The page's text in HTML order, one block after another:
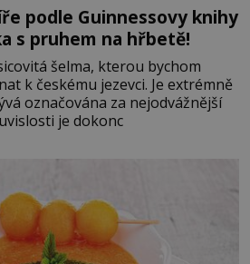
podle Guinnessovy knihy
s pruhem na hřbetě!
šelma, kterou bychom
k českému jezevci. Je extrémně
označována za nejodvážnější
je dokonc